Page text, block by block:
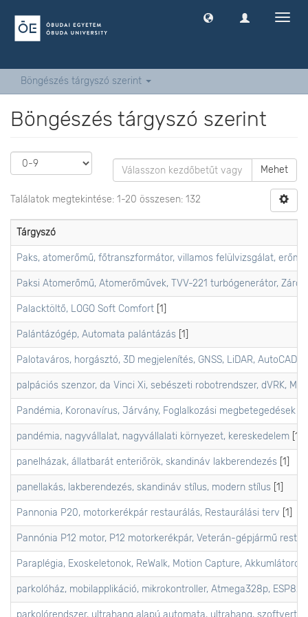
Böngészés tárgyszó szerint
Böngészés tárgyszó szerint
Mehet
Találatok megtekintése: 1-20 összesen: 132
Tárgyszó
Paks, atomerőmű, főtranszformátor, villamos felülvizsgálat,
Paksi Atomerőmű, Atomerőművek, TVV-221 turbógenerátor,
Palacktöltő, LOGO Soft Comfort [1]
Palántázógép, Automata palántázás [1]
Palotaváros, horgásztó, 3D megjelenítés, GNSS, LiDAR, AutoCAD
palpációs szenzor, da Vinci Xi, sebészeti robotrendszer, dVRK,
Pandémia, Koronavírus, Járvány, Foglalkozási megbetegedések
pandémia, nagyvállalat, nagyvállalati környezet, kereskedelem [1]
panelházak, állatbarát enteriőrök, skandináv lakberendezés [1]
panellakás, lakberendezés, skandináv stílus, modern stílus [1]
Pannonia P20, motorkerékpár restaurálás, Restaurálási terv [1]
Pannónia P12 motor, P12 motorkerékpár, Veterán-gépjármű
Paraplégia, Exoskeletonok, ReWalk, Motion Capture,
parkolóház, mobilapplikáció, mikrokontroller, Atmega328p,
parkolórendszer, ultrahang alapú automata, ultrahang,